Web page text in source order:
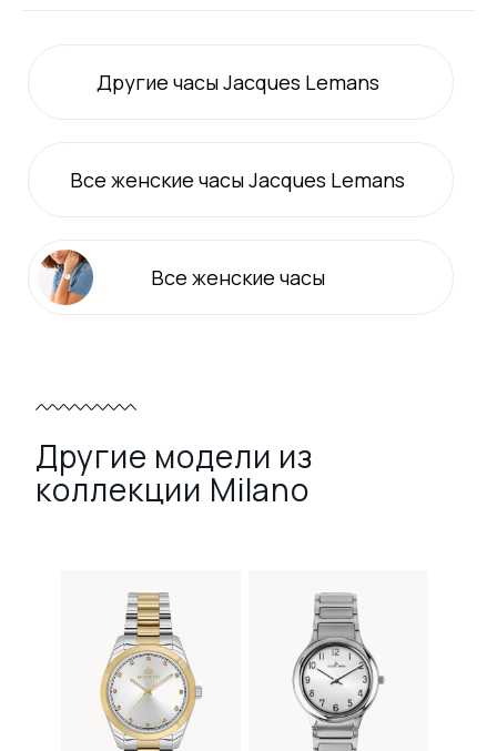
Другие часы Jacques Lemans
Всеженские часы Jacques Lemans
Все женские часы
Другие модели из
коллекции Milano